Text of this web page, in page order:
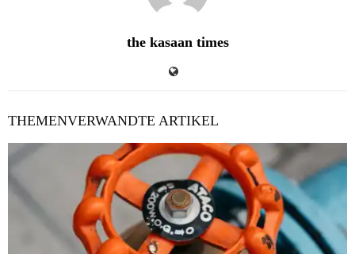
the kasaan times
THEMENVERWANDTE ARTIKEL